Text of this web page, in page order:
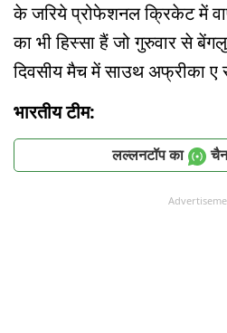
के जरिये प्रोफेशनल क्रिकेट में
का भी हिस्सा हैं जो गुरुवार से
दिवसीय मैच में साउथ अफ्रीका
भारतीय टीम:
लल्लनटॉप का